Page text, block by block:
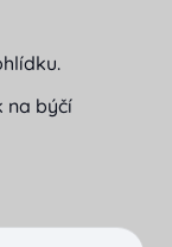
na býčí